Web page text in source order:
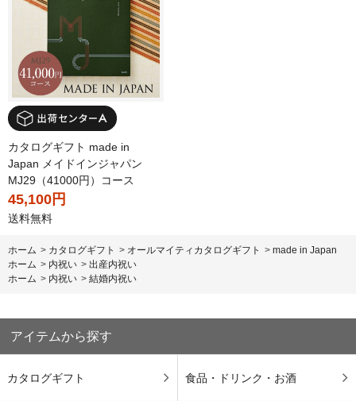
カタログギフト made in
Japan メイドインジャパン
MJ29（41000円）コース
45,100円
送料無料
ホーム > カタログギフト > オールマイティカタログギフト > made in Japan
ホーム > 内祝い > 出産内祝い
ホーム > 内祝い > 結婚内祝い
アイテムから探す
カタログギフト 食品・ドリンク・お酒